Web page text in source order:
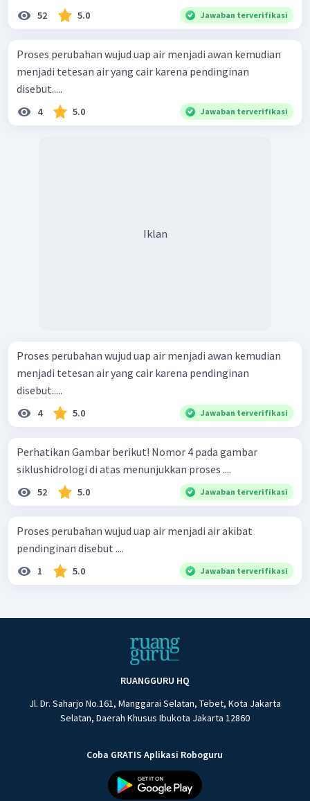
52 5.0 Jawaban terverifikasi
Proses perubahan wujud uap air menjadi awan kemudian
menjadi tetesan air yang cair karena pendinginan
disebut.....
4 5.0 Jawaban terverifikasi
Iklan
Proses perubahan wujud uap air menjadi awan kemudian
menjadi tetesan air yang cair karena pendinginan
disebut.....
4 5.0 Jawaban terverifikasi
Perhatikan Gambar berikut! Nomor 4 pada gambar
siklushidrologi di atas menunjukkan proses ....
52 5.0 Jawaban terverifikasi
Proses perubahan wujud uap air menjadi air akibat
pendinginan disebut ....
1 5.0 Jawaban terverifikasi
RUANGGURU HQ
Jl. Dr. Saharjo No.161, Manggarai Selatan, Tebet, Kota Jakarta
Selatan, Daerah Khusus Ibukota Jakarta 12860
Coba GRATIS Aplikasi Roboguru